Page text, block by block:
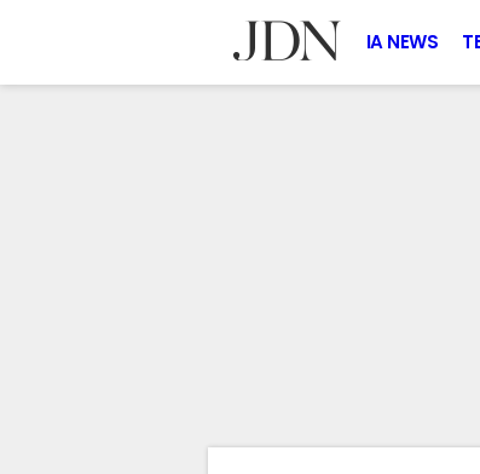
IA NEWS